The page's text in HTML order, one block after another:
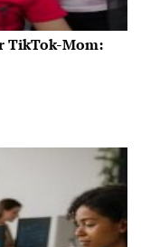
TikTok-Mom: